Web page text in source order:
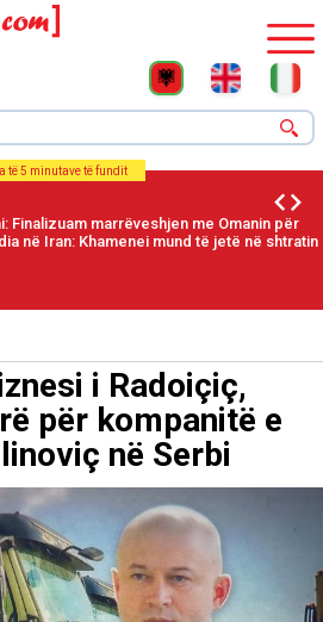
të 5 minutave të fundit
Finalizuam marrëveshjen me Omanin për
në Iran: Khamenei mund të jetë në shtratin
i Radoiçiç,
për kompanitë e
në Serbi